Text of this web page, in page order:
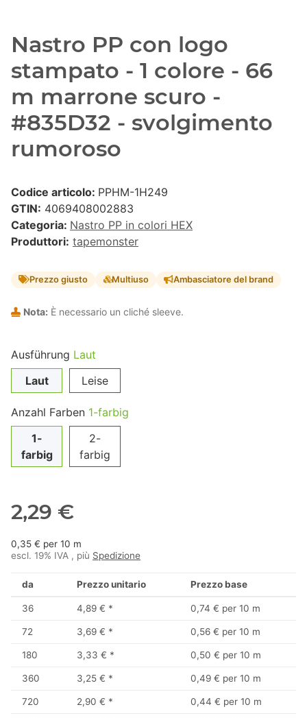
Nastro PP con logo
stampato - 1 colore - 66
m marrone scuro -
#835D32 - svolgimento
rumoroso
Codice articolo: PPHM-1H249
GTIN: 4069408002883
Categoria: Nastro PP in colori HEX
Produttori: tapemonster
Prezzo giusto Multiuso Ambasciatore del brand
Nota: È necessario un cliché sleeve.
Ausführung Laut
Laut
Leise
Anzahl Farben 1-farbig
1-
farbig
2-
farbig
2,29 €
0,35 € per 10 m
escl. 19% IVA , più Spedizione
da Prezzo unitario Prezzo base
36 4,89 € * 0,74 € per 10 m
72 3,69 € * 0,56 € per 10 m
180 3,33 € * 0,50 € per 10 m
360 3,25 € * 0,49 € per 10 m
720 2,90 € * 0,44 € per 10 m